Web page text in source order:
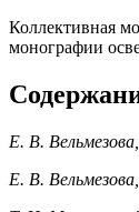
Коллективная
монографии
Е. В.
Е. В.